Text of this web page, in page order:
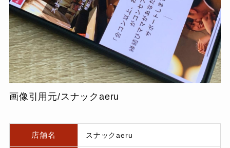
画像引用元/スナックaeru
店舗名 スナックaeru